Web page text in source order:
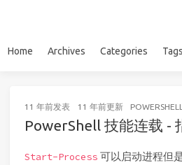
Home Archives Categories Tags
11 年前发表 11 年前更新 POWERSHELL
PowerShell 技能连载 -
Start-Process 可以启动进程但